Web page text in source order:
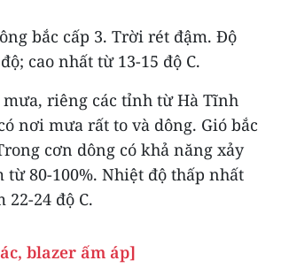
bắc cấp 3. Trời rét đậm. Độ
cao nhất từ 13-15 độ C.
riêng các tỉnh từ Hà Tĩnh
nơi mưa rất to và dông. Gió bắc
cơn dông có khả năng xảy
80-100%. Nhiệt độ thấp nhất
22-24 độ C.
blazer ấm áp]